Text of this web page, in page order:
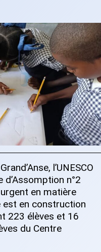
l’UNESCO
d’Assomption n°2
en matière
est en construction
223 élèves et 16
du Centre